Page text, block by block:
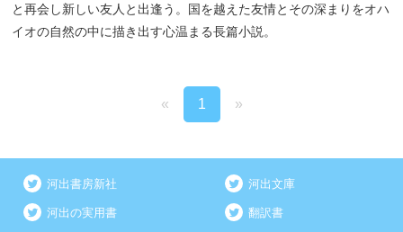
と再会し新しい友人と出逢う。国を越えた友情とその深まりをオハ
イオの自然の中に描き出す心温まる長篇小説。
« 1 »
河出書房新社 河出文庫
河出の実用書 翻訳書